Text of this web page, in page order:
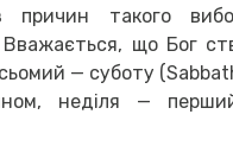
причин такого
Вважається, що Бог
— суботу
неділя —